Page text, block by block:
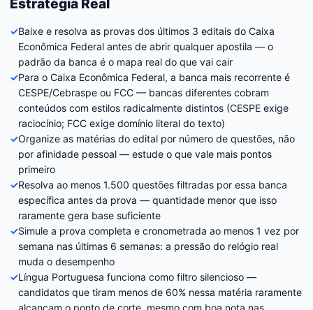
Estratégia Real
✓Baixe e resolva as provas dos últimos 3 editais do Caixa
Econômica Federal antes de abrir qualquer apostila — o
padrão da banca é o mapa real do que vai cair
✓Para o Caixa Econômica Federal, a banca mais recorrente é
CESPE/Cebraspe ou FCC — bancas diferentes cobram
conteúdos com estilos radicalmente distintos (CESPE exige
raciocínio; FCC exige domínio literal do texto)
✓Organize as matérias do edital por número de questões, não
por afinidade pessoal — estude o que vale mais pontos
primeiro
✓Resolva ao menos 1.500 questões filtradas por essa banca
específica antes da prova — quantidade menor que isso
raramente gera base suficiente
✓Simule a prova completa e cronometrada ao menos 1 vez por
semana nas últimas 6 semanas: a pressão do relógio real
muda o desempenho
✓Língua Portuguesa funciona como filtro silencioso —
candidatos que tiram menos de 60% nessa matéria raramente
alcançam o ponto de corte, mesmo com boa nota nas